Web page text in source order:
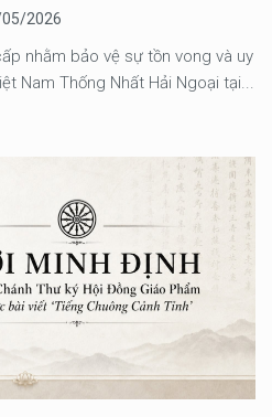
2026
nhằm bảo vệ sự tồn vong và uy
Nam Thống Nhất Hải Ngoại tại...